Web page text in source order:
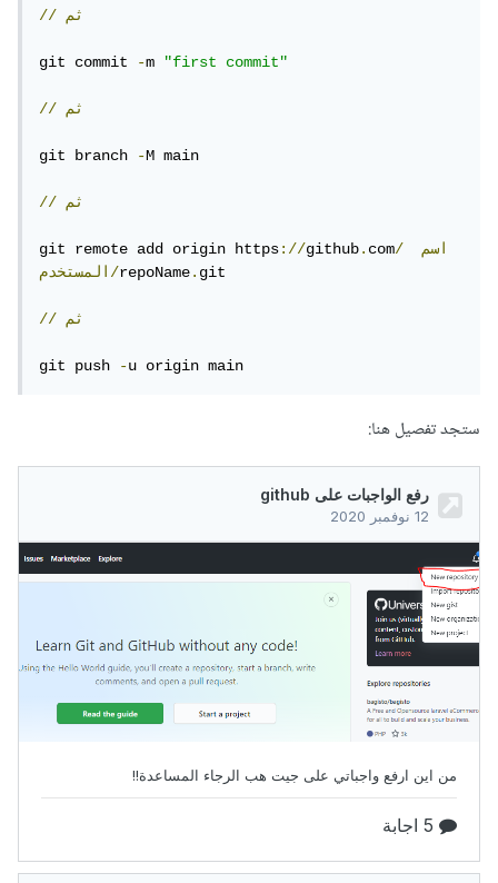
// ثم
git commit -m "first commit"
// ثم
git branch -M main
// ثم
git remote add origin https://github.com/
اسم
المستخدم/repoName.git
// ثم
git push -u origin main
ستجد تفصيل هنا: